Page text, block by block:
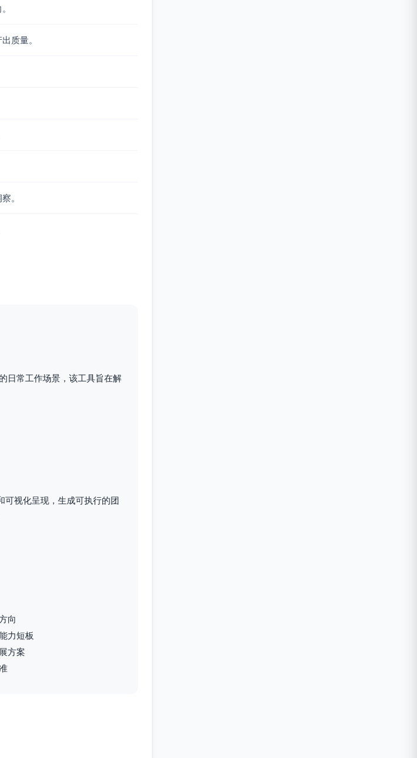
与趋势。
升级）。
降）。
。
；度量：P50首响≤4h、
比≤20%。
）；度量：阻塞时长
更失败率≤10%。
。
责人：各模块技术负责人；
道Lead Time P50≤1.5天。
质量。
。
日常工作场景，该工具旨在解
可视化呈现，生成可执行的团
向
力短板
方案